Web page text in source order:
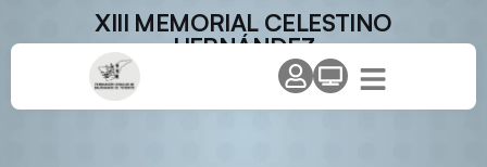
XIII MEMORIAL CELESTINO
HERNÁNDEZ